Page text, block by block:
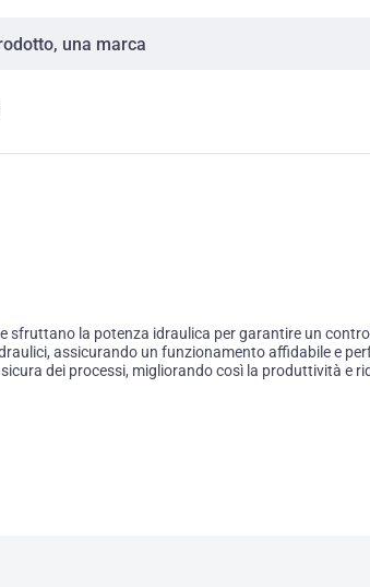
sfruttano la potenza idraulica per garantire un
assicurando un funzionamento affidabile e
dei processi, migliorando così la produttività e